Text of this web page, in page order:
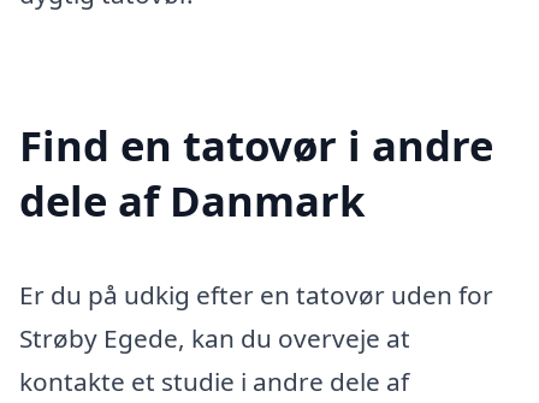
Find en tatovør i andre
dele af Danmark
Er du på udkig efter en tatovør uden for
Strøby Egede, kan du overveje at
kontakte et studie i andre dele af